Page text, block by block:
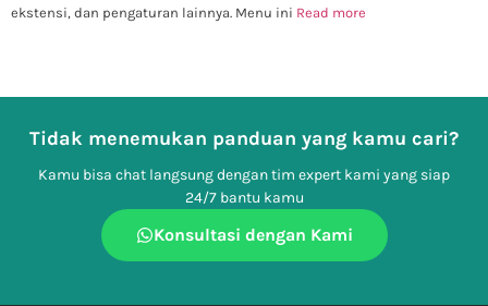
ekstensi, dan pengaturan lainnya. Menu ini Read more
Tidak menemukan panduan yang kamu cari?
Kamu bisa chat langsung dengan tim expert kami yang siap
24/7 bantu kamu
Konsultasi dengan Kami